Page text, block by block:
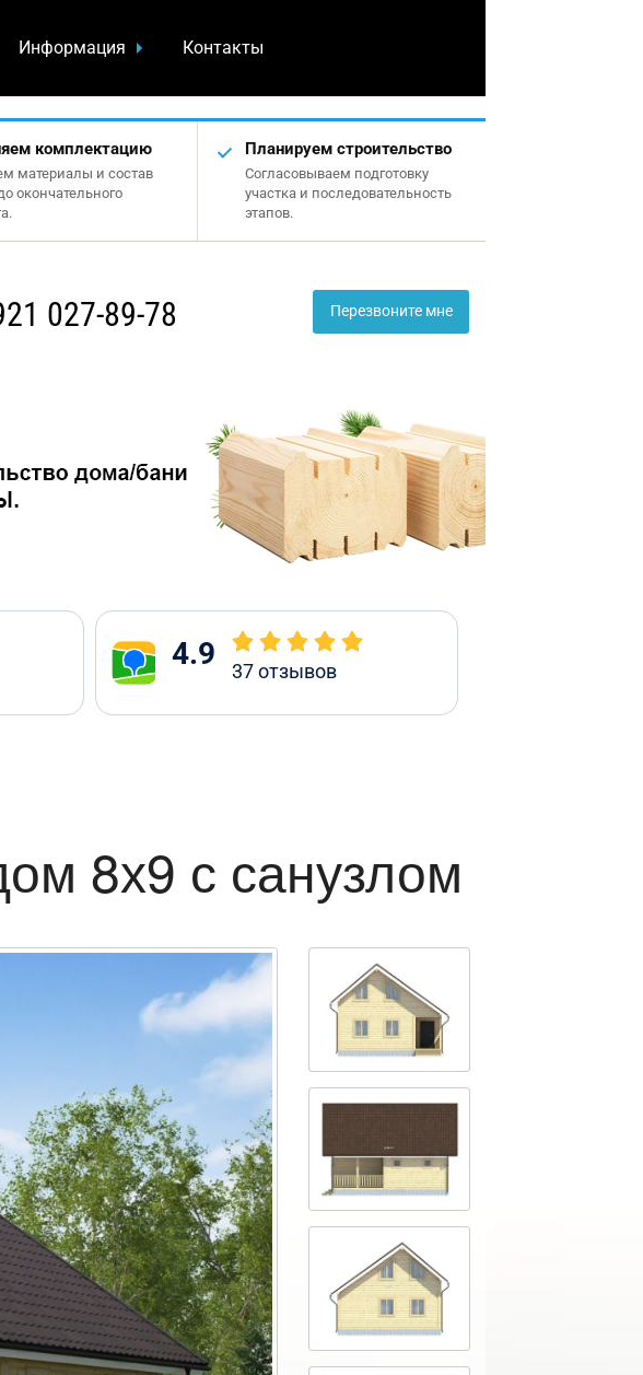
Информация Контакты
комплектацию
материалы и состав
окончательного
Планируем строительство
Согласовываем подготовку
участка и последовательность
этапов.
027-89-78 Перезвоните мне
4.9 37отзывов
8х9 с санузлом